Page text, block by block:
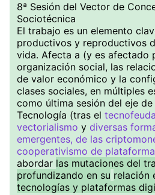
8ª Sesión del Vector de
Sociotécnica
El trabajo es un elemento
productivos y reproductivos
vida. Afecta a (y es afectado
organización social, las
de valor económico y la
clases sociales, en múltiples
como última sesión del eje
Tecnología (tras el
vectorialismo y diversas
emergentes, de las
cooperativismo de plataforma
abordar las mutaciones del
profundizando en su relación
tecnologías y plataformas